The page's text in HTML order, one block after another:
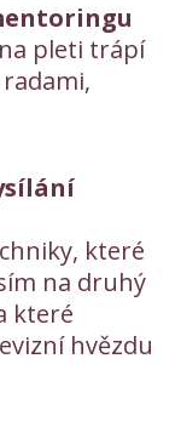
pleti trápí
které
na druhý
které
hvězdu